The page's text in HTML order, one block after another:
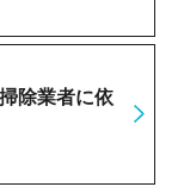
除業者に依